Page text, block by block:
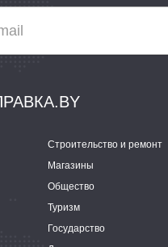
Строительство и ремонт
Магазины
Общество
Туризм
Государство